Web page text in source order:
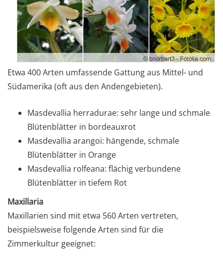
Etwa 400 Arten umfassende Gattung aus Mittel- und
Südamerika (oft aus den Andengebieten).
Masdevallia herradurae: sehr lange und schmale
Blütenblätter in bordeauxrot
Masdevallia arangoi: hängende, schmale
Blütenblätter in Orange
Masdevallia rolfeana: flächig verbundene
Blütenblätter in tiefem Rot
Maxillaria
Maxillarien sind mit etwa 560 Arten vertreten,
beispielsweise folgende Arten sind für die
Zimmerkultur geeignet: